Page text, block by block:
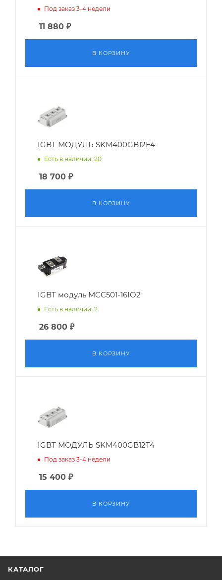
Под заказ 3-4 недели
11 880 ₽
В КОРЗИНУ
IGBT МОДУЛЬ SKM400GB12E4
Есть в наличии: 20
18 700 ₽
В КОРЗИНУ
IGBT модуль MCC501-16IO2
Есть в наличии: 2
26 800 ₽
В КОРЗИНУ
IGBT МОДУЛЬ SKM400GB12T4
Под заказ 3-4 недели
15 400 ₽
В КОРЗИНУ
КАТАЛОГ